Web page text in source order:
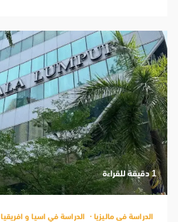
‫1 دقيقة للقراءة
الدراسة فى ماليزيا الدراسة في اسيا و افريقيا